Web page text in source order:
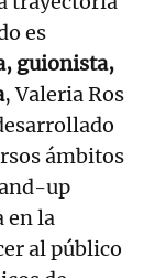
es
guionista,
, Valeria Ros
ámbitos
up
en la
al público